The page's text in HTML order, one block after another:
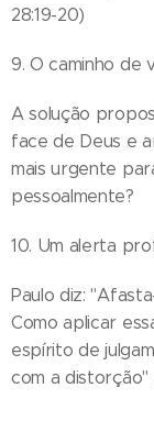
28:19-20)
9. O caminho de
A solução
face de Deus e
mais urgente
pessoalmente?
10. Um alerta
Paulo diz:
Como aplicar
espírito de
com a distorção"